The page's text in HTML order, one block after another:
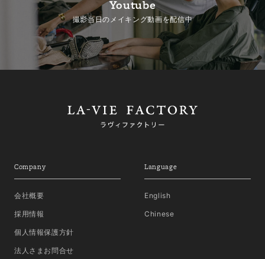
Youtube
撮影当日のメイキング動画を配信中
Company
会社概要
採用情報
個人情報保護方針
法人さまお問合せ
Language
English
Chinese